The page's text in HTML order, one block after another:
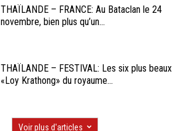
THAÏLANDE – FRANCE: Au Bataclan le 24
novembre, bien plus qu’un...
THAÏLANDE – FESTIVAL: Les six plus beaux
«Loy Krathong» du royaume...
Voir plus d'articles